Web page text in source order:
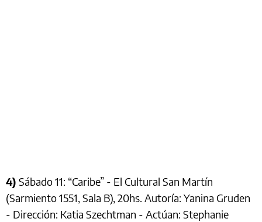
4) Sábado 11: “Caribe” - El Cultural San Martín
(Sarmiento 1551, Sala B), 20hs. Autoría: Yanina Gruden
- Dirección: Katia Szechtman - Actúan: Stephanie